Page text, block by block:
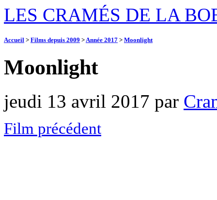
LES CRAMÉS DE LA
Accueil > Films depuis 2009 >Année 2017 > Moonlight
Moonlight
jeudi 13 avril 2017 par
Film précédent